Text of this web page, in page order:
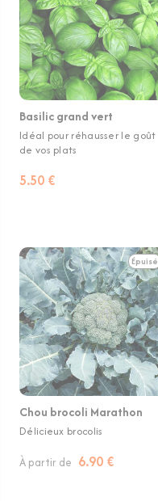
Basilic grand vert
Idéal pour réhausser le goût
de vos plats
5.50 €
Épuisé
Chou brocoli Marathon
Délicieux brocolis
À partir de 6.90 €